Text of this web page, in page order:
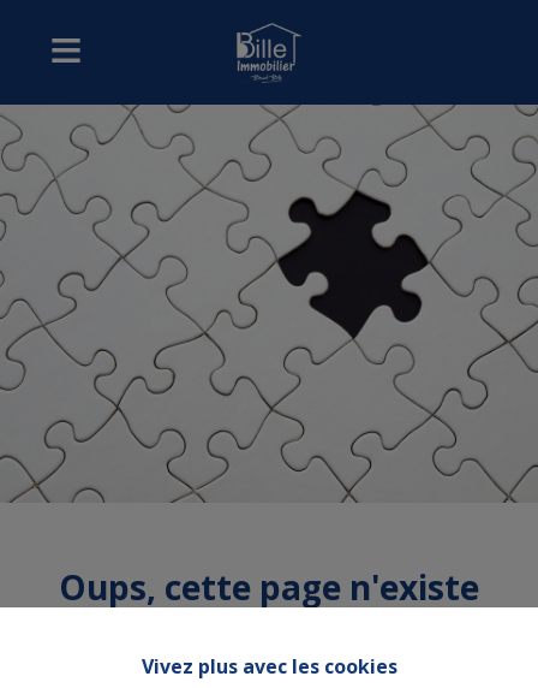
Vivez plus avec les cookies
Oups, cette page n'existe